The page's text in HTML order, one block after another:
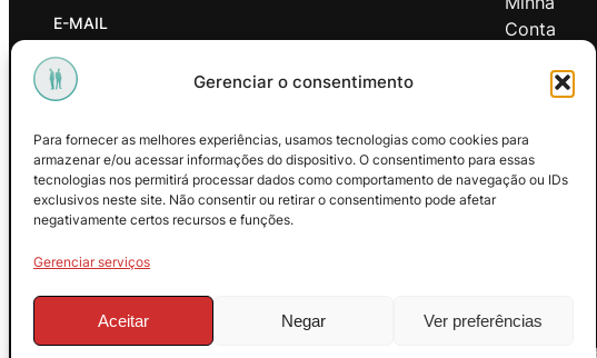
Gerenciar o consentimento
Para fornecer as melhores experiências, usamos tecnologias como cookies para
armazenar e/ou acessar informações do dispositivo. O consentimento para essas
tecnologias nos permitirá processar dados como comportamento de navegação ou IDs
exclusivos neste site. Não consentir ou retirar o consentimento pode afetar
negativamente certos recursos e funções.
Gerenciar serviços
Aceitar Negar Ver preferências
E-MAIL
contato@promasters.net.br
HORÁRIO DE ATENDIMENTO
Facebook Instagram Youtube
Conta
© 2025 – ProMasters. CNPJ: 18.269.230/0001-16. Todos os direitos